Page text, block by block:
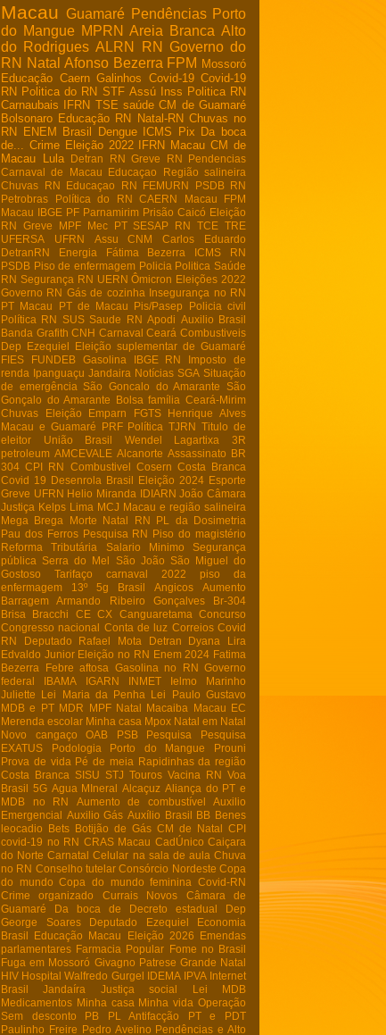
Macau Guamaré Pendências Porto
do Mangue MPRN Areia Branca Alto
do Rodrigues ALRN RN
Governo do
RN Natal Afonso Bezerra FPM Mossoró
Educação Caern Galinhos Covid-19 Covid-19
RN Politica do RN STF Assú Inss Politica RN
Carnaubais
IFRN TSE saúde CM de Guamaré
Bolsonaro Educação RN Natal-RN Chuvas no
RN
ENEM Brasil Dengue ICMS Pix Da boca
de...
Crime Eleição 2022 IFRN Macau CM de
Macau
Lula Detran RN Greve RN
Pendencias
Carnaval de Macau
Educaçao
Região salineira
Chuvas RN
Educaçao RN FEMURN
PSDB RN
Petrobras
Política do RN CAERN Macau
FPM
Macau IBGE PF Parnamirim Prisão Caicó Eleição
RN
Greve MPF Mec PT SESAP RN TCE TRE
UFERSA
UFRN Assu CNM
Carlos Eduardo
DetranRN
Energia Fátima Bezerra
ICMS RN
PSDB Piso de enfermagem Policia Politica Saúde
RN Segurança RN UERN Ômicron Eleições 2022
Governo RN Gás de cozinha Insegurança no RN
PT Macau
PT de Macau Pis/Pasep
Policia civil
Política RN
SUS Saude RN Apodi Auxilio Brasil
Banda Grafith CNH Carnaval Ceará Combustiveis
Dep Ezequiel
Eleição suplementar de Guamaré
FIES
FUNDEB Gasolina IBGE RN
Imposto de
renda Ipanguaçu Jandaira Notícias SGA Situação
de emergência
São Goncalo do Amarante
São
Gonçalo do Amarante
Bolsa família Ceará-Mirim
Chuvas
Eleição Emparn FGTS
Henrique Alves
Macau e Guamaré
PRF Política TJRN Titulo de
eleitor
União Brasil Wendel Lagartixa
3R
petroleum AMCEVALE Alcanorte Assassinato BR
304 CPI RN Combustivel Cosern Costa Branca
Covid 19 Desenrola Brasil Eleição 2024 Esporte
Greve UFRN Helio Miranda IDIARN João Câmara
Justiça Kelps Lima MCJ Macau e região salineira
Mega Brega
Morte Natal RN
PL da Dosimetria
Pau dos Ferros Pesquisa RN Piso do magistério
Reforma Tributária
Salario Minimo
Segurança
pública
Serra do Mel São João
São Miguel do
Gostoso
Tarifaço carnaval 2022
piso da
enfermagem
13º 5g Brasil Angicos
Aumento
Barragem Armando Ribeiro Gonçalves
Br-304
Brisa Bracchi
CE CX Canguaretama
Concurso
Congresso nacional Conta de luz Correios Covid
RN
Deputado Rafael Mota Detran
Dyana Lira
Edvaldo Junior Eleição no RN Enem 2024 Fatima
Bezerra
Febre aftosa Gasolina no RN Governo
federal
IBAMA IGARN INMET
Ielmo Marinho
Juliette
Lei Maria da Penha
Lei Paulo Gustavo
MDB e PT MDR MPF Natal Macaiba
Macau EC
Merenda escolar Minha casa Mpox Natal em Natal
Novo cangaço
OAB PSB Pesquisa
Pesquisa
EXATUS
Podologia Porto do Mangue
Prouni
Prova de vida Pé de meia Rapidinhas da região
Costa Branca
SISU STJ Touros Vacina RN Voa
Brasil 5G Agua MIneral Alcaçuz Aliança do PT e
MDB no RN
Aumento de combustível
Auxilio
Emergencial Auxilio Gás Auxílio Brasil BB Benes
leocadio
Bets Botijão de Gás CM de Natal CPI
covid-19 no RN CRAS Macau CadÚnico Caiçara
do Norte Carnatal Celular na sala de aula Chuva
no RN Conselho tutelar Consórcio Nordeste Copa
do mundo Copa do mundo feminina
Covid-RN
Crime organizado
Currais Novos
Câmara de
Guamaré
Da boca de Decreto estadual
Dep
George Soares
Deputado Ezequiel
Economia
Brasil
Educação Macau Eleição 2026
Emendas
parlamentares Farmacia Popular Fome no Brasil
Fuga em Mossoró Givagno Patrese Grande Natal
HIV Hospital Walfredo Gurgel IDEMA IPVA Internet
Brasil
Jandaíra Justiça social Lei
MDB
Medicamentos Minha casa Minha vida Operação
Sem desconto
PB PL Antifacção
PT e PDT
Paulinho Freire Pedro Avelino Pendências e Alto